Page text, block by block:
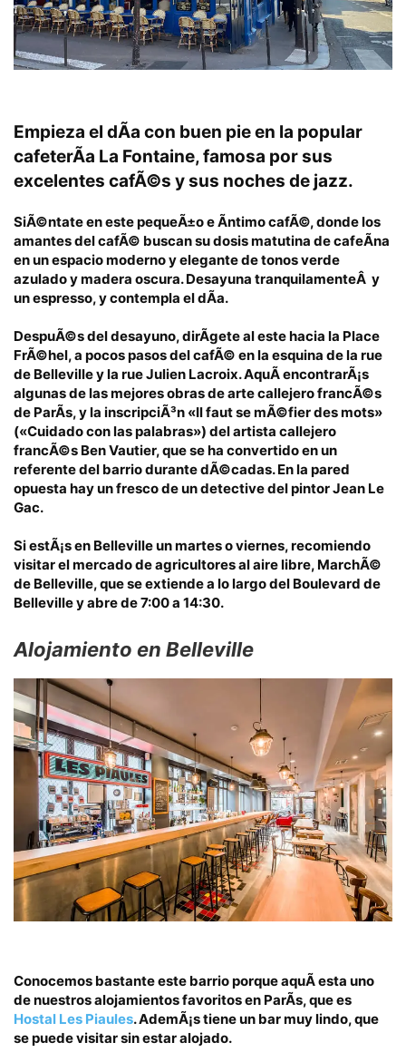
Empieza el dÃ­a con buen pie en la popular
cafeterÃ­a La Fontaine, famosa por sus
excelentes cafÃ©s y sus noches de jazz.
SiÃ©ntate en este pequeÃ±o e Ã­ntimo cafÃ©, donde los
amantes del cafÃ© buscan su dosis matutina de cafeÃ­na
en un espacio moderno y elegante de tonos verde
azulado y madera oscura. Desayuna tranquilamenteÂ y
un espresso, y contempla el dÃ­a.
DespuÃ©s del desayuno, dirÃ­gete al este hacia la Place
FrÃ©hel, a pocos pasos del cafÃ© en la esquina de la rue
de Belleville y la rue Julien Lacroix. AquÃ­ encontrarÃ¡s
algunas de las mejores obras dearte callejero francÃ©s
de ParÃ­s, y la inscripciÃ³n «Il faut se mÃ©fier des mots»
(«Cuidado con las palabras») del artista callejero
francÃ©s Ben Vautier, que se ha convertido en un
referente del barrio durante dÃ©cadas. En la pared
opuesta hay un fresco de un detective del pintor Jean Le
Gac.
Si estÃ¡s en Belleville un martes o viernes, recomiendo
visitar el mercado de agricultores al aire libre, MarchÃ©
de Belleville, que se extiende a lo largo del Boulevard de
Belleville y abre de 7:00 a 14:30.
Alojamiento en Belleville
Conocemos bastante este barrio porque aquÃ­ esta uno
de nuestros alojamientos favoritos en ParÃ­s, que es
Hostal Les Piaules. AdemÃ¡s tiene un bar muy lindo, que
se puede visitar sin estar alojado.